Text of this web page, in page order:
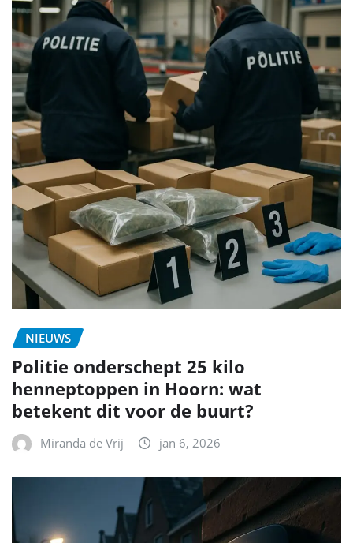
NIEUWS
Politie onderschept 25 kilo
henneptoppen in Hoorn: wat
betekent dit voor de buurt?
Miranda de Vrij jan 6, 2026